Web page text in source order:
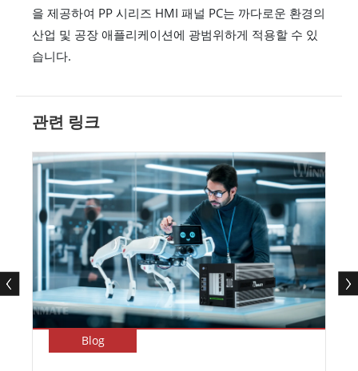
을 제공하여 PP 시리즈 HMI 패널 PC는 까다로운 환경의
산업 및 공장 애플리케이션에 광범위하게 적용할 수 있
습니다.
관련 링크
Blog